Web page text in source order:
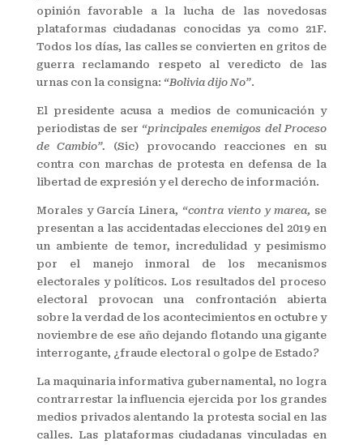
opinión favorable a la lucha de las novedosas
plataformas ciudadanas conocidas ya como 21F.
Todos los días, las calles se convierten en gritos de
guerra reclamando respeto al veredicto de las
urnas con la consigna: “Bolivia dijo No”.
El presidente acusa a medios de comunicación y
periodistas de ser “principales enemigos del Proceso
de Cambio”. (Sic) provocando reacciones en su
contra con marchas de protesta en defensa de la
libertad de expresión y el derecho de información.
Morales y García Linera, “contra viento y marea, se
presentan a las accidentadas elecciones del 2019 en
un ambiente de temor, incredulidad y pesimismo
por el manejo inmoral de los mecanismos
electorales y políticos. Los resultados del proceso
electoral provocan una confrontación abierta
sobre la verdad de los acontecimientos en octubre y
noviembre de ese año dejando flotando una gigante
interrogante, ¿fraude electoral o golpe de Estado?
La maquinaria informativa gubernamental, no logra
contrarrestar la influencia ejercida por los grandes
medios privados alentando la protesta social en las
calles. Las plataformas ciudadanas vinculadas en